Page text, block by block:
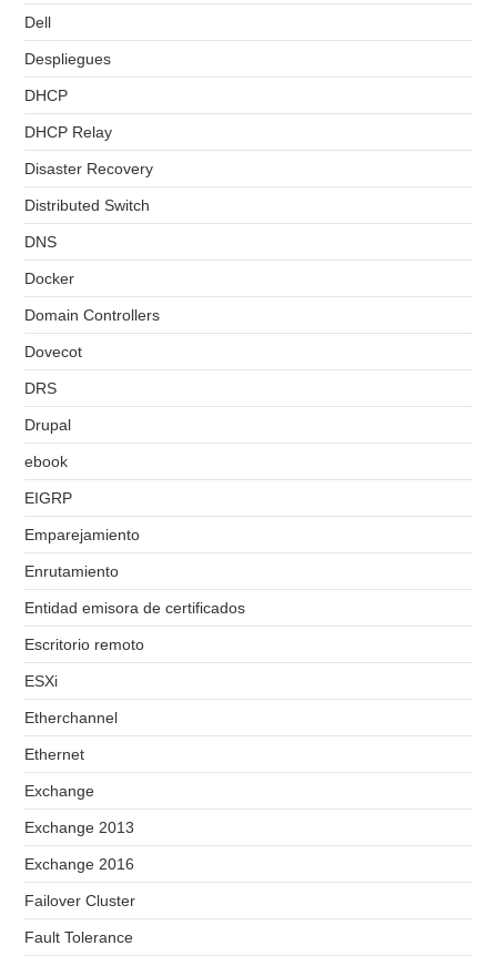
Dell
Despliegues
DHCP
DHCP Relay
Disaster Recovery
Distributed Switch
DNS
Docker
Domain Controllers
Dovecot
DRS
Drupal
ebook
EIGRP
Emparejamiento
Enrutamiento
Entidad emisora de certificados
Escritorio remoto
ESXi
Etherchannel
Ethernet
Exchange
Exchange 2013
Exchange 2016
Failover Cluster
Fault Tolerance